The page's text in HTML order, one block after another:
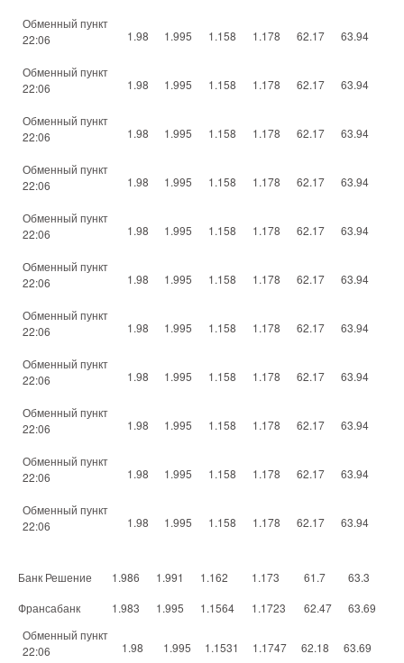
Обменный пункт
22:06
1.98 1.995 1.158 1.178 62.17 63.94
Обменный пункт
22:06
1.98 1.995 1.158 1.178 62.17 63.94
Обменный пункт
22:06
1.98 1.995 1.158 1.178 62.17 63.94
Обменный пункт
22:06
1.98 1.995 1.158 1.178 62.17 63.94
Обменный пункт
22:06
1.98 1.995 1.158 1.178 62.17 63.94
Обменный пункт
22:06
1.98 1.995 1.158 1.178 62.17 63.94
Обменный пункт
22:06
1.98 1.995 1.158 1.178 62.17 63.94
Обменный пункт
22:06
1.98 1.995 1.158 1.178 62.17 63.94
Обменный пункт
22:06
1.98 1.995 1.158 1.178 62.17 63.94
Обменный пункт
22:06
1.98 1.995 1.158 1.178 62.17 63.94
Обменный пункт
22:06
1.98 1.995 1.158 1.178 62.17 63.94
Банк Решение 1.986 1.991 1.162 1.173 61.7
63.3
Франсабанк
1.983 1.995 1.1564 1.1723 62.47
63.69
Обменный пункт
22:06
1.98 1.995 1.1531 1.1747 62.18 63.69